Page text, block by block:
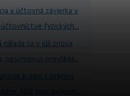
a účtovná závierka v
fyzických...
nálada sa v júli znova
pesimizmus prevláda...
k dani z príjmov